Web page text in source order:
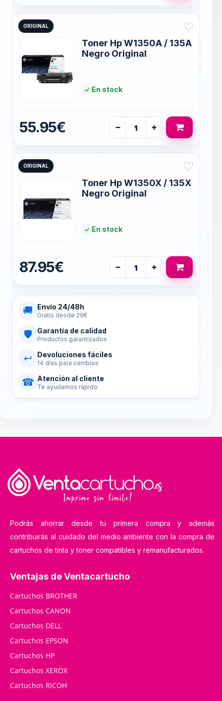
ORIGINAL ♡
Toner Hp W1350A / 135A
Negro Original
En stock
55.95€ − +
ORIGINAL ♡
Toner Hp W1350X / 135X
Negro Original
En stock
87.95€ − +
🚚 Envío 24/48h
Gratis desde 29€
🛡 Garantía de calidad
Productos garantizados
↩ Devoluciones fáciles
14 días para cambios
☎ Atención al cliente
Te ayudamos rápido
Podrás ahorrar desde tu primera compra y además
contribuirás al cuidado del medio ambiente con la compra de
cartuchos de tinta y toner compatibles y remanufacturados.
Ventajas de Ventacartucho
Cartuchos BROTHER
Cartuchos CANON
Cartuchos DELL
Cartuchos EPSON
Cartuchos HP
Cartuchos XEROX
Cartuchos RICOH